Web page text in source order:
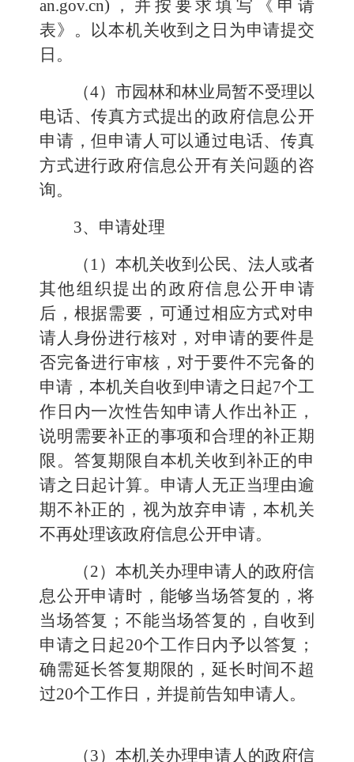
an.gov.cn)，并按要求填写《申请
表》。以本机关收到之日为申请提交
日。
（4）市园林和林业局暂不受理以
电话、传真方式提出的政府信息公开
申请，但申请人可以通过电话、传真
方式进行政府信息公开有关问题的咨
询。
3、申请处理
（1）本机关收到公民、法人或者
其他组织提出的政府信息公开申请
后，根据需要，可通过相应方式对申
请人身份进行核对，对申请的要件是
否完备进行审核，对于要件不完备的
申请，本机关自收到申请之日起7个工
作日内一次性告知申请人作出补正，
说明需要补正的事项和合理的补正期
限。答复期限自本机关收到补正的申
请之日起计算。申请人无正当理由逾
期不补正的，视为放弃申请，本机关
不再处理该政府信息公开申请。
（2）本机关办理申请人的政府信
息公开申请时，能够当场答复的，将
当场答复；不能当场答复的，自收到
申请之日起20个工作日内予以答复；
确需延长答复期限的，延长时间不超
过20个工作日，并提前告知申请人。
（3）本机关办理申请人的政府信